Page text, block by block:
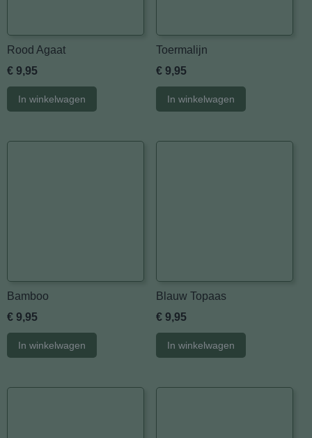
Rood Agaat
€ 9,95
In winkelwagen
Toermalijn
€ 9,95
In winkelwagen
Bamboo
€ 9,95
In winkelwagen
Blauw Topaas
€ 9,95
In winkelwagen